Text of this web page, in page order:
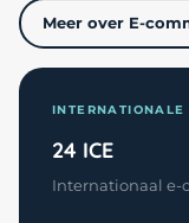
Meer over E-
INTERNATIONALE
24 ICE
Internationaal e-